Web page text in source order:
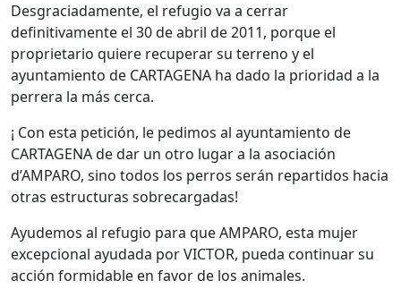
Desgraciadamente, el refugio va a cerrar
definitivamente el 30 de abril de 2011, porque el
proprietario quiere recuperar su terreno y el
ayuntamiento de CARTAGENA ha dado la prioridad a la
perrera la más cerca.
¡ Con esta petición, le pedimos al ayuntamiento de
CARTAGENA de dar un otro lugar a la asociación
d’AMPARO, sino todos los perros serán repartidos hacia
otras estructuras sobrecargadas!
Ayudemos al refugio para que AMPARO, esta mujer
excepcional ayudada por VICTOR, pueda continuar su
acción formidable en favor de los animales.